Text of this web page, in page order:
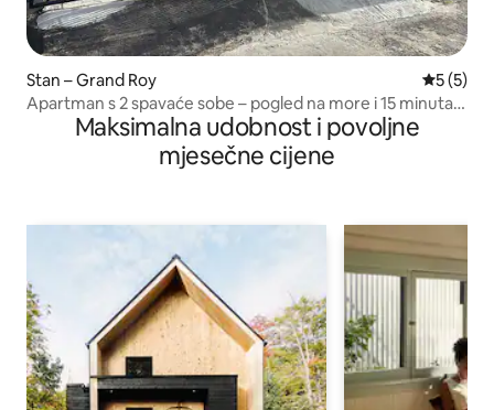
Stan – Grand Roy
5 (5)
Apartman s 2 spavaće sobe – pogled na more i 15 minuta
do lokalne plaže
Maksimalna udobnost i povoljne
mjesečne cijene